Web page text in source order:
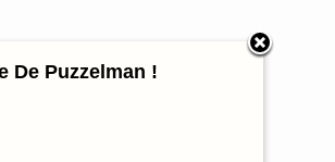
De Puzzelman !